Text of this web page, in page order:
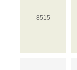
8515